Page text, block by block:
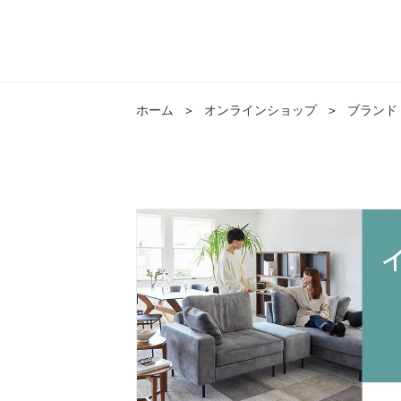
ホーム ＞ オンラインショップ ＞ ブランド